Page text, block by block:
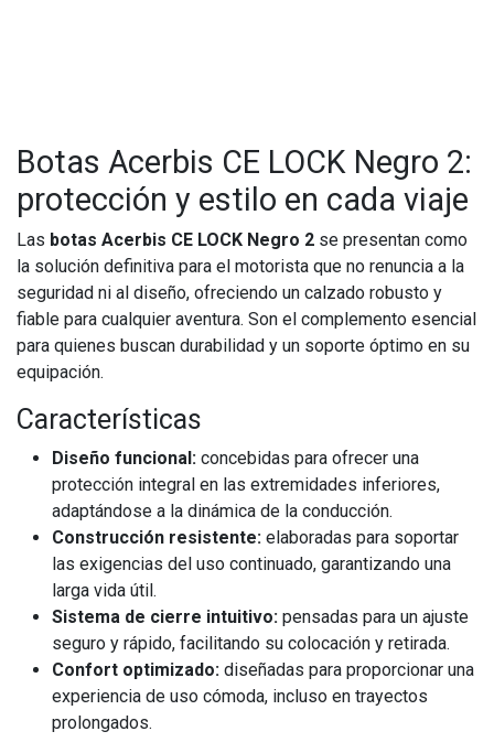
Botas Acerbis CE LOCK Negro 2:
protección y estilo en cada viaje
Las botas Acerbis CE LOCK Negro 2 se presentan como
la solución definitiva para el motorista que no renuncia a la
seguridad ni al diseño, ofreciendo un calzado robusto y
fiable para cualquier aventura. Son el complemento esencial
para quienes buscan durabilidad y un soporte óptimo en su
equipación.
Características
Diseño funcional: concebidas para ofrecer una
protección integral en las extremidades inferiores,
adaptándose a la dinámica de la conducción.
Construcción resistente: elaboradas para soportar
las exigencias del uso continuado, garantizando una
larga vida útil.
Sistema de cierre intuitivo: pensadas para un ajuste
seguro y rápido, facilitando su colocación y retirada.
Confort optimizado: diseñadas para proporcionar una
experiencia de uso cómoda, incluso en trayectos
prolongados.